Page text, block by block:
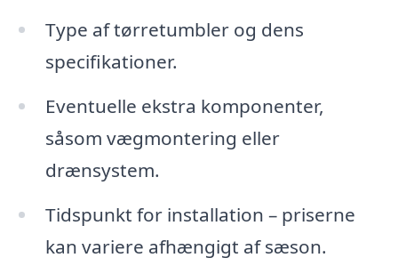
Type af tørretumbler og dens
specifikationer.
Eventuelle ekstra komponenter,
såsom vægmontering eller
drænsystem.
Tidspunkt for installation – priserne
kan variere afhængigt af sæson.